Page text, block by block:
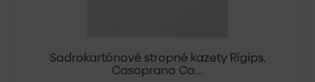
Sadrokartónové stropné kazety Rigips,
Casoprano Ca...